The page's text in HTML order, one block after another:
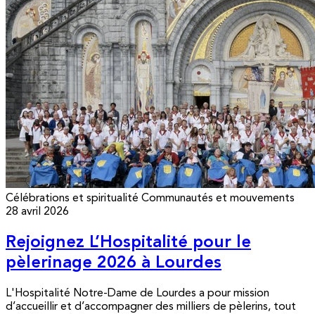
Célébrations et spiritualité Communautés et mouvements
28 avril 2026
Rejoignez L’Hospitalité pour le
pèlerinage 2026 à Lourdes
L'Hospitalité Notre-Dame de Lourdes a pour mission
d’accueillir et d’accompagner des milliers de pèlerins, tout